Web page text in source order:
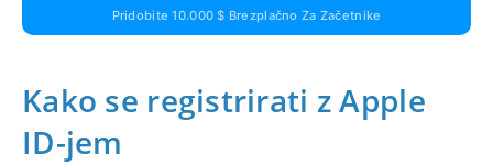
Pridobite 10.000 $ Brezplačno Za Začetnike
Kako se registrirati z Apple
ID-jem